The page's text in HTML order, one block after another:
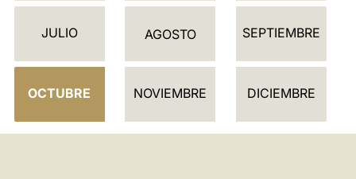
D
R
JULIO AGOSTO SEPTIEMBRE
OCTUBRE NOVIEMBRE DICIEMBRE